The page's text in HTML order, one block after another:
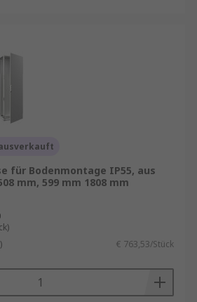
für Bodenmontage IP55, aus
mm, 599 mm 1808 mm
€ 763,53/Stück